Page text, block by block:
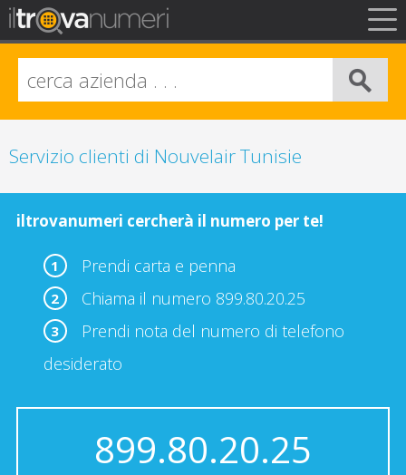
FAQ
Privacy
Info Legali
Servizio clienti di Nouvelair Tunisie
iltrovanumeri cercherà il numero per te!
1 Prendi carta e penna
2 Chiama il numero 899.80.20.25
3
Prendi nota del numero di telefono
desiderato
899.80.20.25